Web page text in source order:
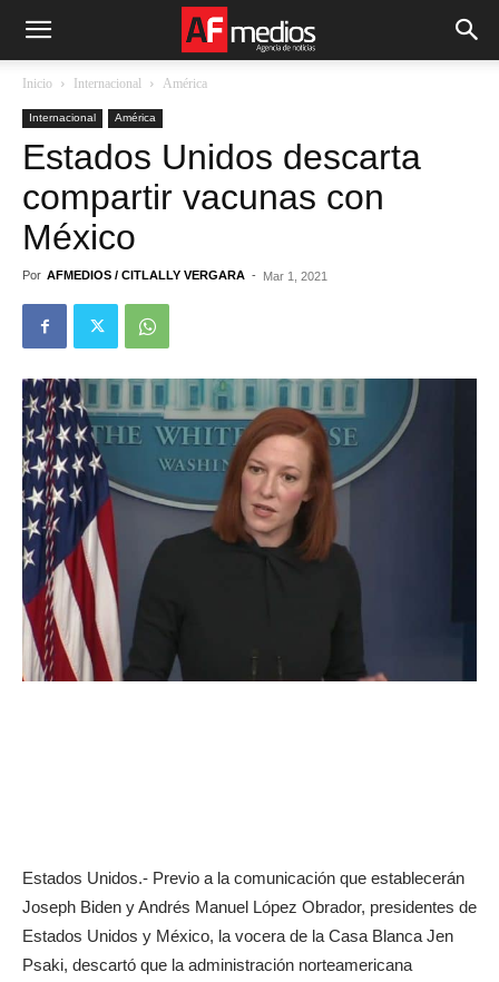
Inicio Internacional América
Internacional América
Estados Unidos descarta
compartir vacunas con
México
Por AFMEDIOS / CITLALLY VERGARA - Mar 1, 2021
Estados Unidos.- Previo a la comunicación que establecerán
Joseph Biden y Andrés Manuel López Obrador, presidentes de
Estados Unidos y México, la vocera de la Casa Blanca Jen
Psaki, descartó que la administración norteamericana